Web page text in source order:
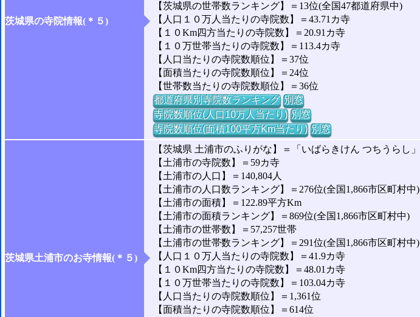
茨城県の寺院情報(＊５)
【茨城県の世帯数ランキング】＝13位(全国47都道府県中)
【人口１０万人当たりの寺院数】＝43.71カ寺
【１０Km四方当たりの寺院数】＝20.91カ寺
【１０万世帯当たりの寺院数】＝113.4カ寺
【人口当たりの寺院数順位】＝37位
【面積当たりの寺院数順位】＝24位
【世帯数当たりの寺院数順位】＝36位
都道府県別寺院数ランキング 別窓
寺院数順位(人口10万人当たり) 別窓
寺院数順位(面積100平方Km当たり) 別窓
茨城県土浦市のお寺情報(＊５)
【茨城県 土浦市のふりがな】＝「いばらきけん つちうらし」
【土浦市の寺院数】＝59カ寺
【土浦市の人口】＝140,804人
【土浦市の人口数ランキング】＝276位(全国1,866市区町村中)
【土浦市の面積】＝122.89平方Km
【土浦市の面積ランキング】＝869位(全国1,866市区町村中)
【土浦市の世帯数】＝57,257世帯
【土浦市の世帯数ランキング】＝291位(全国1,866市区町村中)
【人口１０万人当たりの寺院数】＝41.9カ寺
【１０Km四方当たりの寺院数】＝48.01カ寺
【１０万世帯当たりの寺院数】＝103.04カ寺
【人口当たりの寺院数順位】＝1,361位
【面積当たりの寺院数順位】＝614位